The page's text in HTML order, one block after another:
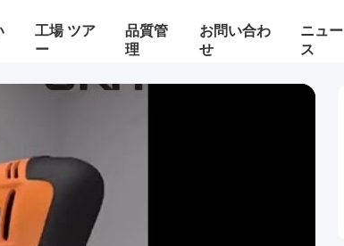
工場 ツア
ー
品質管
理
お問い合わ
せ
ニュー
ス